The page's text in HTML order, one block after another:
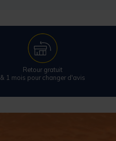
Retour gratuit
& 1 mois pour changer d'avis